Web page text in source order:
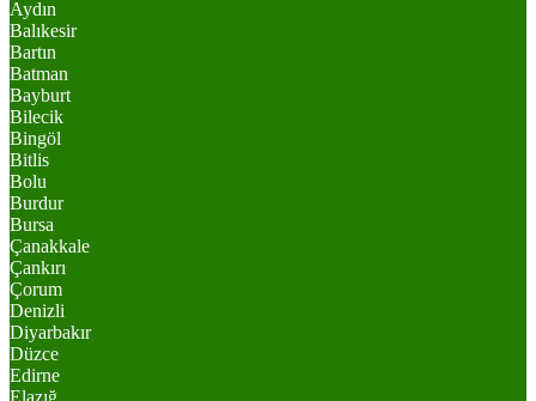
Aydın
Balıkesir
Bartın
Batman
Bayburt
Bilecik
Bingöl
Bitlis
Bolu
Burdur
Bursa
Çanakkale
Çankırı
Çorum
Denizli
Diyarbakır
Düzce
Edirne
Elazığ